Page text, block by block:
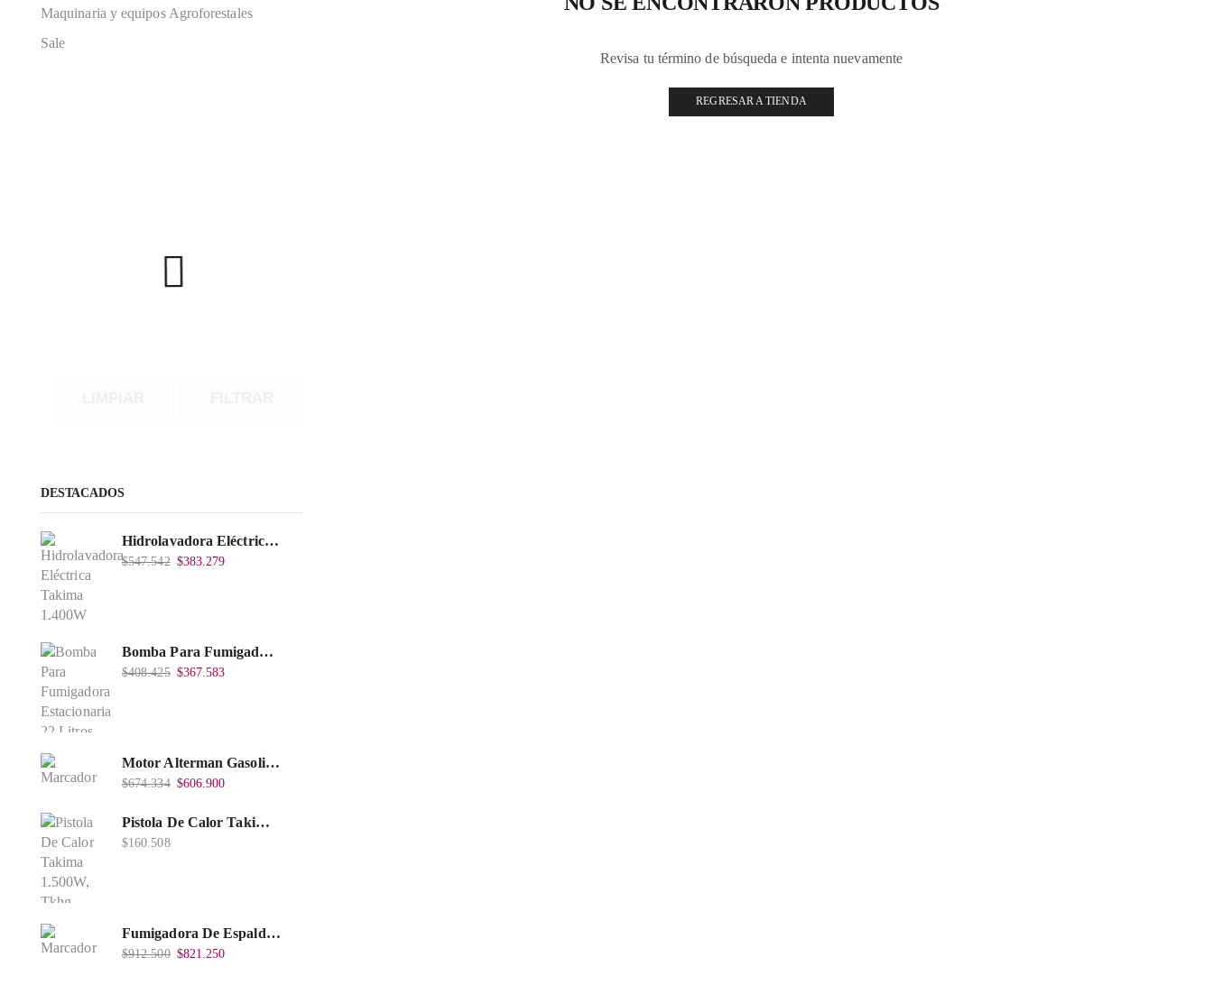
Revisa tu término de búsqueda e intenta nuevamente
REGRESAR A TIENDA
Maquinaria y equipos Agroforestales
Sale
DESTACADOS
Hidrolavadora Eléctrica Takima 1.400W 1.600Psi, Tkepw-1600-A.
$547.542 $383.279
Bomba Para Fumigadora Estacionaria 22 Litros, Xp22-I.
$408.425 $367.583
Motor Alterman Gasolina 4T, 6.5Hp Eje Cuña/Rosca 3/4", Xge65K.
$674.334 $606.900
Pistola De Calor Takima 1.500W, Tkhg-1500.
$160.508
Fumigadora De Espalda Alterman Gasolina 2T, 26 Cc, Bomba Nylon Libre Mantenimiento, Tf900-A.
$912.500 $821.250